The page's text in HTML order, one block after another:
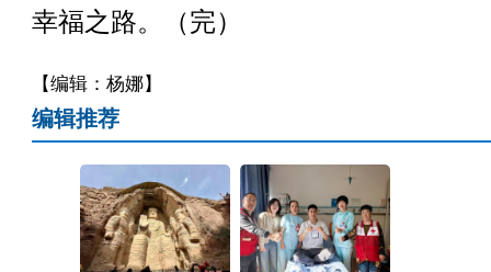
幸福之路。（完）
【编辑：杨娜】
编辑推荐